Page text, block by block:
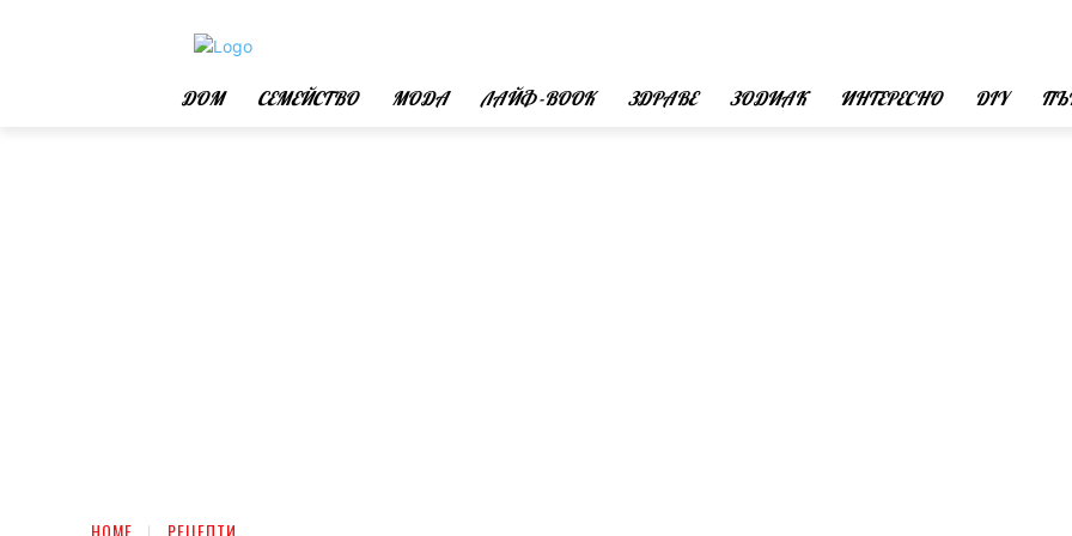
ДОМ СЕМЕЙСТВО МОДА ЛАЙФ -BOOK ЗДРАВЕ ЗОДИАК ИНТЕРЕСНО DIY
HOME РЕЦЕПТИ